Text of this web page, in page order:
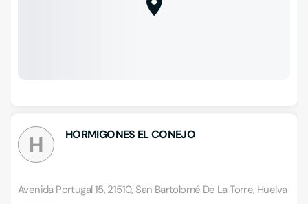
H HORMIGONES EL CONEJO
Avenida Portugal 15, 21510, San Bartolomé De La Torre, Huelva